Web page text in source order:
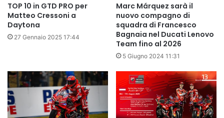
TOP 10 in GTD PRO per
Matteo Cressoni a
Daytona
27 Gennaio 2025 17:44
Marc Márquez sarà il
nuovo compagno di
squadra di Francesco
Bagnaia nel Ducati Lenovo
Team fino al 2026
5 Giugno 2024 11:31